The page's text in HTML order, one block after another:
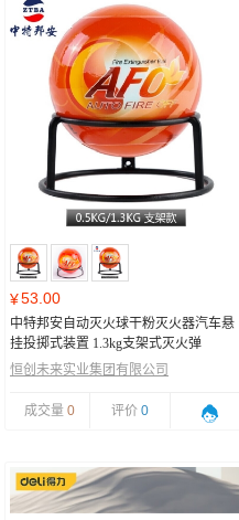
¥53.00
中特邦安自动灭火球干粉灭火器汽车悬
挂投掷式装置 1.3kg支架式灭火弹
恒创未来实业集团有限公司
成交量 0 评价 0